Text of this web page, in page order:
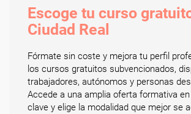
Escoge tu curso
Ciudad Real
Fórmate sin coste y mejora tu perfil
los cursos gratuitos subvencionados,
trabajadores, autónomos y personas
Accede a una amplia oferta formativa
clave y elige la modalidad que mejor se